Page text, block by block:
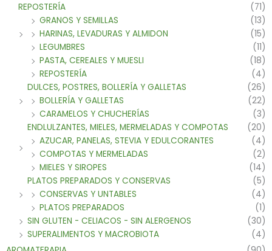
REPOSTERÍA
(71)
GRANOS Y SEMILLAS
(13)
HARINAS, LEVADURAS Y ALMIDON
(15)
LEGUMBRES
(11)
PASTA, CEREALES Y MUESLI
(18)
REPOSTERÍA
(4)
DULCES, POSTRES, BOLLERÍA Y GALLETAS
(26)
BOLLERÍA Y GALLETAS
(22)
CARAMELOS Y CHUCHERÍAS
(3)
ENDLULZANTES, MIELES, MERMELADAS Y COMPOTAS
(20)
AZUCAR, PANELAS, STEVIA Y EDULCORANTES
(4)
COMPOTAS Y MERMELADAS
(2)
MIELES Y SIROPES
(14)
PLATOS PREPARADOS Y CONSERVAS
(5)
CONSERVAS Y UNTABLES
(4)
PLATOS PREPARADOS
(1)
SIN GLUTEN - CELIACOS - SIN ALERGENOS
(30)
SUPERALIMENTOS Y MACROBIOTA
(4)